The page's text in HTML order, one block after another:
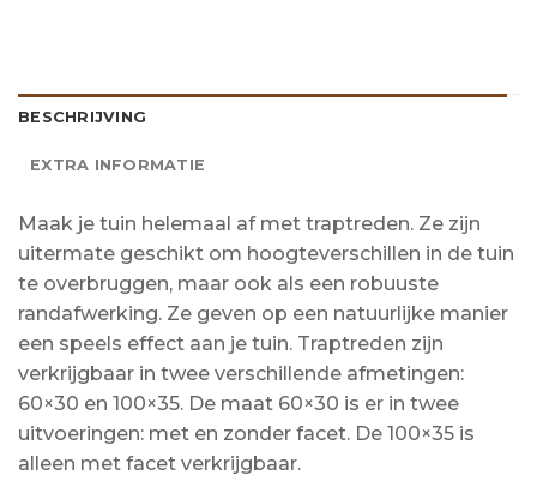
BESCHRIJVING
EXTRA INFORMATIE
Maak je tuin helemaal af met traptreden. Ze zijn
uitermate geschikt om hoogteverschillen in de tuin
te overbruggen, maar ook als een robuuste
randafwerking. Ze geven op een natuurlijke manier
een speels effect aan je tuin. Traptreden zijn
verkrijgbaar in twee verschillende afmetingen:
60×30 en 100×35. De maat 60×30 is er in twee
uitvoeringen: met en zonder facet. De 100×35 is
alleen met facet verkrijgbaar.